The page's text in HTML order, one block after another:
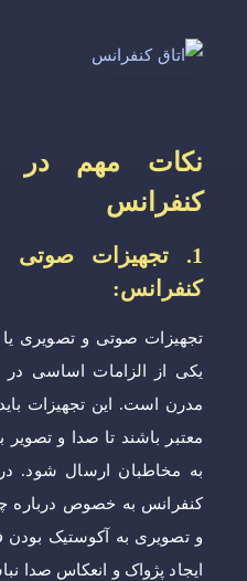
نکات مهم در
کنفرانس
1. تجهیزات صوتی
کنفرانس:
تجهیزات صوتی و تصویری یا
یکی از الزامات اساسی در
مدرن است. این تجهیزات
معتبر باشند تا صدا و
به مخاطبان ارسال شود.
کنفرانس به خصوص درباره
و تصویری به آکوستیک بودن
ایجاد پژواک و انعکاس صدا